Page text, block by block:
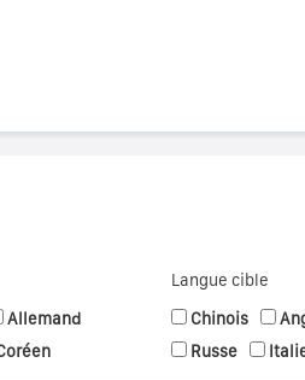
Allemand
Langue cible
Chinois
Russe